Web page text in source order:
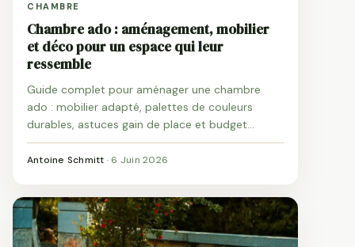
CHAMBRE
Chambre ado : aménagement, mobilier
et déco pour un espace qui leur
ressemble
Guide complet pour aménager une chambre
ado : mobilier adapté, palettes de couleurs
durables, astuces gain de place et budget
réaliste de 1 000 à 2 600 €.
Antoine Schmitt · 6 Juin 2026